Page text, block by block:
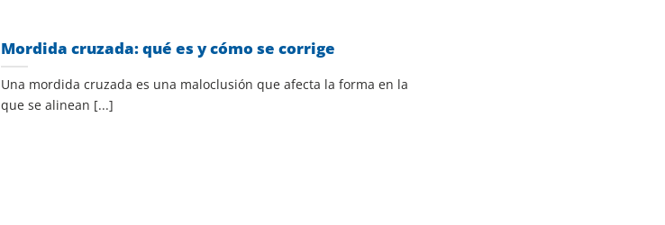
Mordida cruzada: qué es y cómo se corrige
Una mordida cruzada es una maloclusión que afecta la forma en la
que se alinean [...]